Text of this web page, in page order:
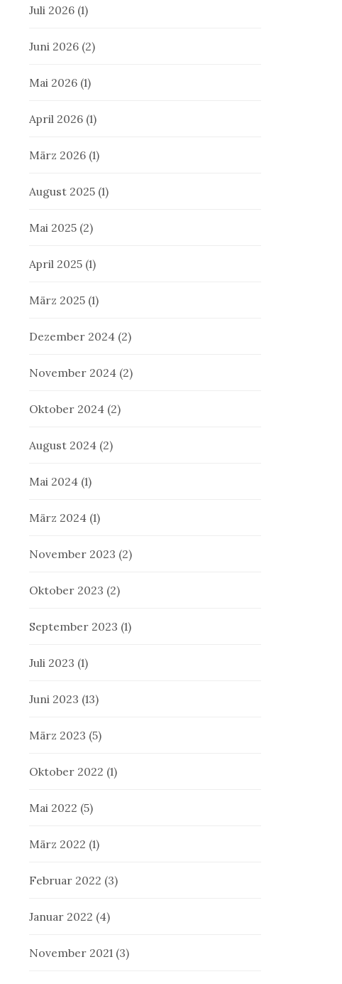
Juli 2026 (1)
Juni 2026 (2)
Mai 2026 (1)
April 2026 (1)
März 2026 (1)
August 2025 (1)
Mai 2025 (2)
April 2025 (1)
März 2025 (1)
Dezember 2024 (2)
November 2024 (2)
Oktober 2024 (2)
August 2024 (2)
Mai 2024 (1)
März 2024 (1)
November 2023 (2)
Oktober 2023 (2)
September 2023 (1)
Juli 2023 (1)
Juni 2023 (13)
März 2023 (5)
Oktober 2022 (1)
Mai 2022 (5)
März 2022 (1)
Februar 2022 (3)
Januar 2022 (4)
November 2021 (3)